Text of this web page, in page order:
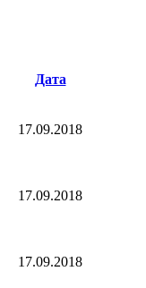
Дата
17.09.2018
17.09.2018
17.09.2018